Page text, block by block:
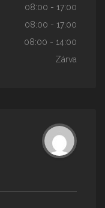
08:00 - 17:00
08:00 - 17:00
08:00 - 14:00
Zárva